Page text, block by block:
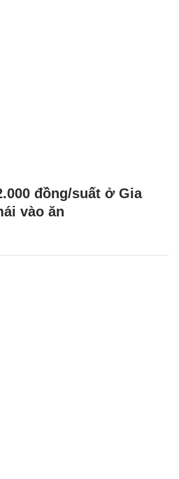
đồng/suất ở Gia
vào ăn